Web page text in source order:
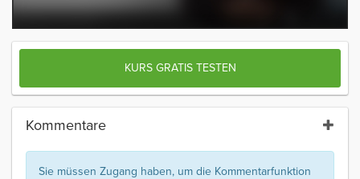
KURS GRATIS TESTEN
Kommentare
Sie müssen Zugang haben, um die Kommentarfunktion